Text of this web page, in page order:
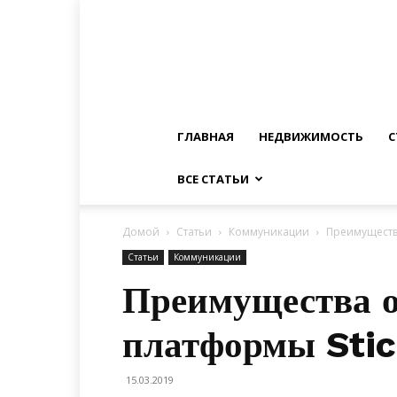
ГЛАВНАЯ НЕДВИЖИМОСТЬ
ВСЕ СТАТЬИ
Домой Статьи Коммуникации
Статьи Коммуникации
Преимущества
платформы
15.03.2019